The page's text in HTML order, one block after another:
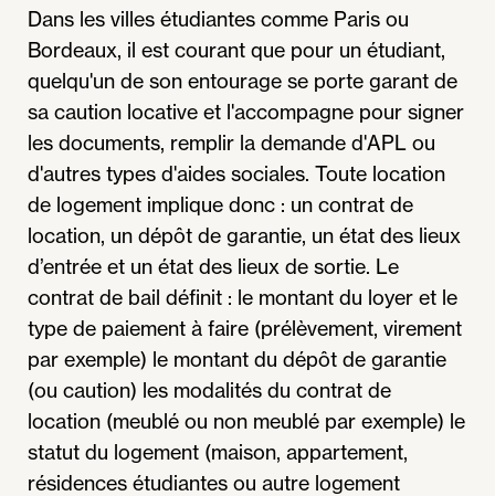
Dans les villes étudiantes comme Paris ou
Bordeaux, il est courant que pour un étudiant,
quelqu'un de son entourage se porte garant de
sa caution locative et l'accompagne pour signer
les documents, remplir la demande d'APL ou
d'autres types d'aides sociales. Toute location
de logement implique donc : un contrat de
location, un dépôt de garantie, un état des lieux
d’entrée et un état des lieux de sortie. Le
contrat de bail définit : le montant du loyer et le
type de paiement à faire (prélèvement, virement
par exemple) le montant du dépôt de garantie
(ou caution) les modalités du contrat de
location (meublé ou non meublé par exemple) le
statut du logement (maison, appartement,
résidences étudiantes ou autre logement